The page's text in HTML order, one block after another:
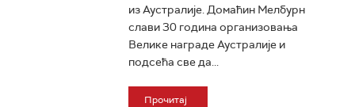
из Аустралије. Домаћин Мелбурн
слави 30 година организовања
Велике награде Аустралије и
подсећа све да...
Прочитај